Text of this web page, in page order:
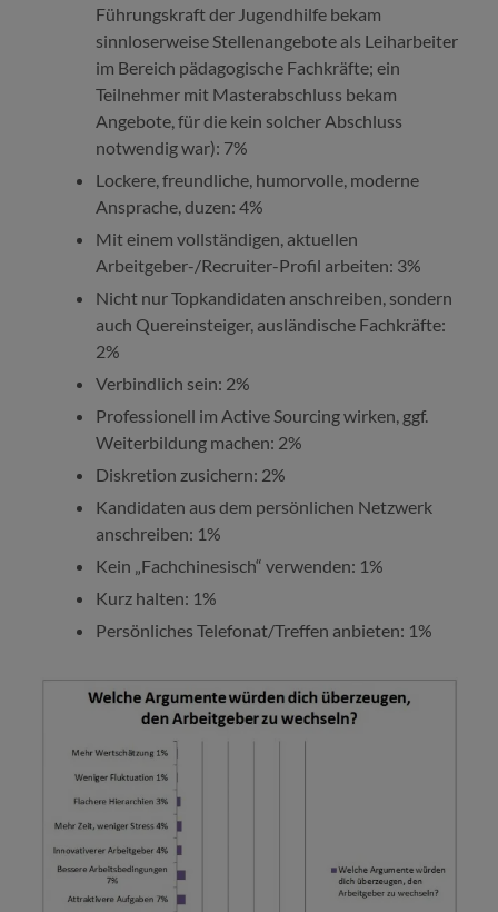
Führungskraft der Jugendhilfe bekam
sinnloserweise Stellenangebote als Leiharbeiter
im Bereich pädagogische Fachkräfte; ein
Teilnehmer mit Masterabschluss bekam
Angebote, für die kein solcher Abschluss
notwendig war): 7%
Lockere, freundliche, humorvolle, moderne
Ansprache, duzen: 4%
Mit einem vollständigen, aktuellen
Arbeitgeber-/Recruiter-Profil arbeiten: 3%
Nicht nur Topkandidaten anschreiben, sondern
auch Quereinsteiger, ausländische Fachkräfte:
2%
Verbindlich sein: 2%
Professionell im Active Sourcing wirken, ggf.
Weiterbildung machen: 2%
Diskretion zusichern: 2%
Kandidaten aus dem persönlichen Netzwerk
anschreiben: 1%
Kein „Fachchinesisch“ verwenden: 1%
Kurz halten: 1%
Persönliches Telefonat/Treffen anbieten: 1%